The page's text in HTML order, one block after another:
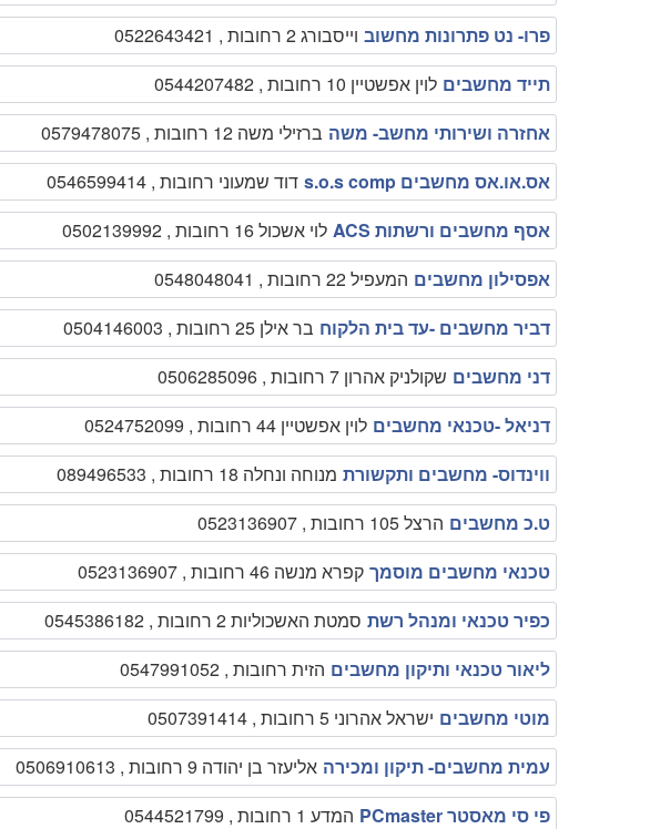
פרו- נט פתרונות מחשוב וייסבורג 2 רחובות , 0522643421
תייד מחשבים לוין אפשטיין 10 רחובות , 0544207482
אחזרה ושירותי מחשב- משה ברזילי משה 12 רחובות , 0579478075
אס.או.אס מחשבים s.o.s comp
דוד שמעוני רחובות , 0546599414
אסף מחשבים ורשתות ACS
לוי אשכול 16 רחובות , 0502139992
אפסילון מחשבים המעפיל 22 רחובות , 0548048041
דביר מחשבים -עד בית הלקוח בר אילן 25 רחובות , 0504146003
דני מחשבים שקולניק אהרון 7 רחובות , 0506285096
דניאל -טכנאי מחשבים לוין אפשטיין 44 רחובות , 0524752099
ווינדוס- מחשבים ותקשורת מנוחה ונחלה 18 רחובות , 089496533
ט.כ מחשבים הרצל 105 רחובות , 0523136907
טכנאי מחשבים מוסמך קפרא מנשה 46 רחובות , 0523136907
כפיר טכנאי ומנהל רשת סמטת האשכוליות 2 רחובות , 0545386182
ליאור טכנאי ותיקון מחשבים הזית רחובות , 0547991052
מוטי מחשבים ישראל אהרוני 5 רחובות , 0507391414
עמית מחשבים- תיקון ומכירה אליעזר בן יהודה 9 רחובות , 0506910613
פי סי מאסטר PCmaster
המדע 1 רחובות , 0544521799